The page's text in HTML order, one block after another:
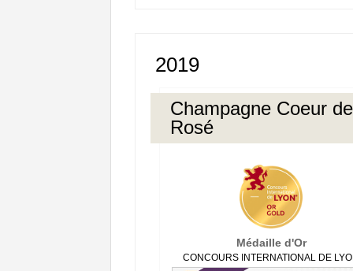
2019
Champagne Coeur de
Rosé
Médaille d'Or
CONCOURS INTERNATIONAL DE